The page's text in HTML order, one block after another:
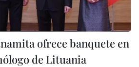
ofrece banquete en
de Lituania